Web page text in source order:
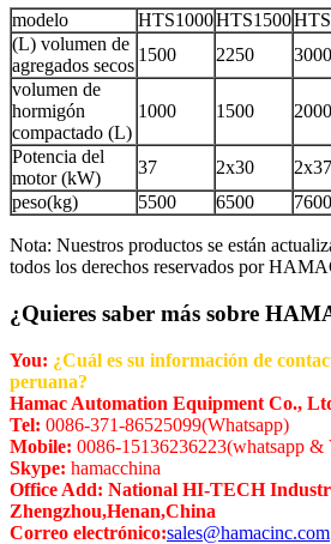
modelo HTS1000HTS1500
(L) volumen de
agregados secos
1500 2250 3000
volumen de
hormigón
compactado (L)
1000 1500 2000
Potencia del
motor (kW)
37 2x30 2x37
peso(kg)
5500 6500 7600
Nota: Nuestros productos se están
todos los derechos reservados por
¿Quieres saber más sobre
You: ¿Cuál es su información de
peruana?
Hamac Automation Equipment Co.,
Tel: 0086-371-86525099(Whatsapp)
Mobile: 0086-15136236223(whatsapp &
Skype: hamacchina
Office Add: National HI-TECH
Zhengzhou,Henan,China
Correo electrónico:sales@hamacinc.com